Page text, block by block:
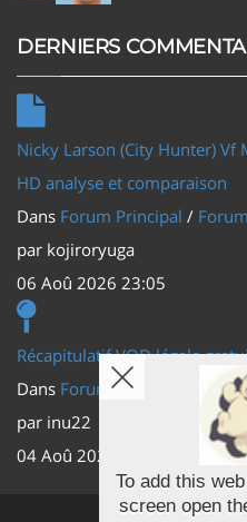
DERNIERS
Nicky Larson (City Hunter)
HD analyse et comparaison
Dans Forum Principal /
par kojiroryuga
06 Aoû 2026 23:05
Récapitulatif VOD légale
Dans Forum Principal
par inu22
04 Aoû 2026 20:30
To add this
screen open